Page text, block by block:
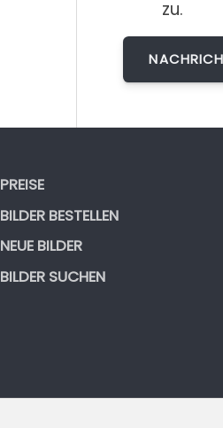
zu.
PREISE
BILDER BESTELLEN
NEUE BILDER
BILDER SUCHEN